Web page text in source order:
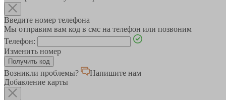
Введите номер телефона
Мы отправим вам код в смс на телефон или позвоним
Телефон:
Изменить номер
Возникли проблемы?
Напишите нам
Добавление карты